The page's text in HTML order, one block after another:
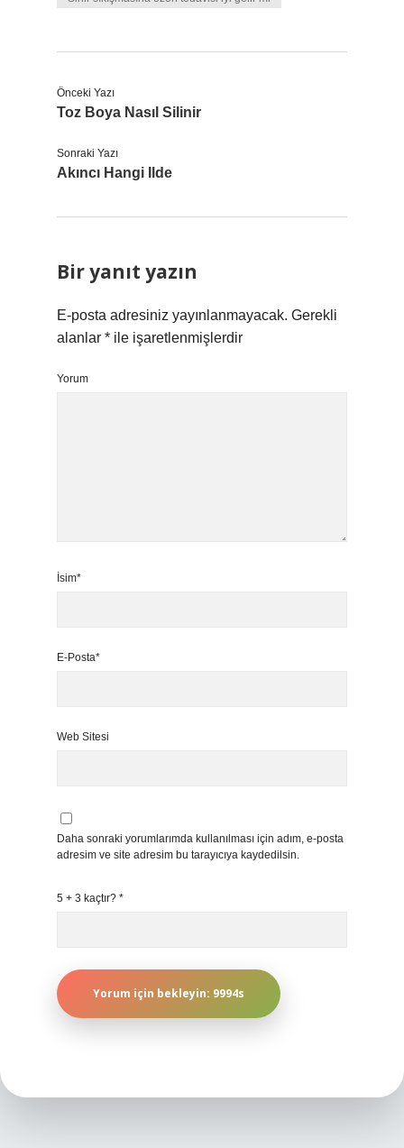
Önceki Yazı
Toz Boya Nasıl Silinir
Sonraki Yazı
Akıncı Hangi Ilde
Bir yanıt yazın
E-posta adresiniz yayınlanmayacak. Gerekli
alanlar * ile işaretlenmişlerdir
Yorum
İsim*
E-Posta*
Web Sitesi
Daha sonraki yorumlarımda kullanılması için adım, e-posta
adresim ve site adresim bu tarayıcıya kaydedilsin.
5 + 3 kaçtır? *